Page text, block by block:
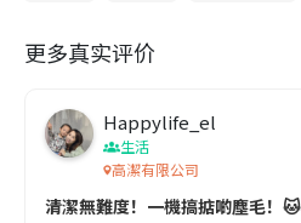
更多真实评价
Happylife_el
生活
高潔有限公司
清潔無難度！一機搞掂啲塵毛！